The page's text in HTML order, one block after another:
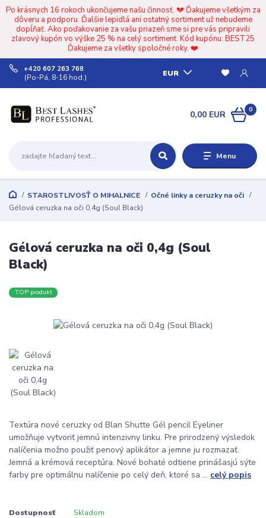
Po krásnych 16 rokoch ukončujeme našu činnosť. 💔 Ďakujeme všetkým za
dôveru a podporu. Ďalšie lepidlá ani ostatný sortiment už nebudeme
dopĺňať. Ako poďakovanie za vašu priazeň sme si pre vás pripravili
zľavový kupón vo výške 25 % na celý sortiment. Kód kupónu: BEST25
Ďakujeme za všetky spoločné roky. ❤️
Menu
EUR
+420 607 263 768
(Po-Pá, 8-16 hod.)
0
0,00 EUR
STAROSTLIVOSŤ O MIHALNICE
Očné linky a ceruzky na oči
Gélová ceruzka na oči 0,4g (Soul Black)
Gélová ceruzka na oči 0,4g (Soul
Black)
TOP produkt
Textúra nové ceruzky od Blan Shutte Gél pencil Eyeliner
umožňuje vytvoriť jemnú intenzivny linku. Pre prirodzený výsledok
nalíčenia možno použiť penový aplikátor a jemne ju rozmazať.
Jemná a krémová receptúra. Nové bohaté odtiene prinášasjú sýte
farby pre optimálnu nalíčenie po celý deň, ktoré sa ... celý popis
Dostupnosť Skladom